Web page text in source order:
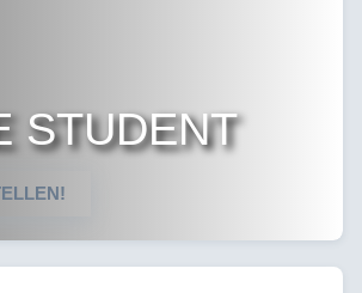
STUDENT